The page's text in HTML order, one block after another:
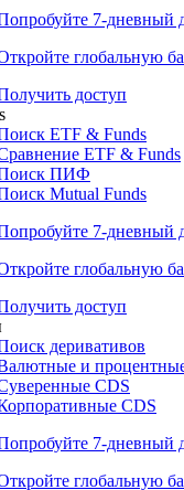
доступ
кредитов
7-дневный
глобальную
доступ
ETF & Funds
ETF & Funds
ПИФ
Mutual Funds
7-дневный
глобальную
доступ
деривативов
и процентные
CDS
CDS